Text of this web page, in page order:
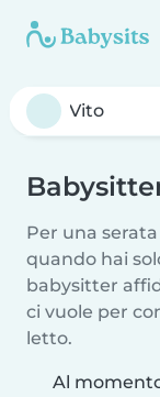
Per una
quando hai
babysitter
ci vuole per
letto.
Al